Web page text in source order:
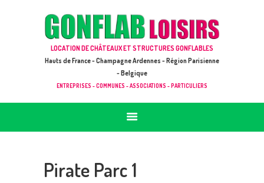
LOCATION DE CHÂTEAUX ET STRUCTURES GONFLABLES
Hauts de France - Champagne Ardennes - Région Parisienne
- Belgique
ENTREPRISES - COMMUNES - ASSOCIATIONS - PARTICULIERS
GONFLAB LOISIRS
ACCUEIL
JEUX À LOUER & PRESTATIONS
CATALOGUE / TARIF
DEMANDE DE DEVIS (SOUS 24H)
Pirate Parc 1